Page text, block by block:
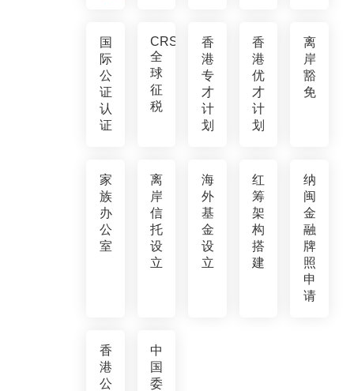
国
际
公
证
认
证
CRS
全
球
征
税
香
港
专
才
计
划
香
港
优
才
计
划
离
岸
豁
免
家
族
办
公
室
离
岸
信
托
设
立
海
外
基
金
设
立
红
筹
架
构
搭
建
纳
闽
金
融
牌
照
申
请
香
港
公
中
国
委